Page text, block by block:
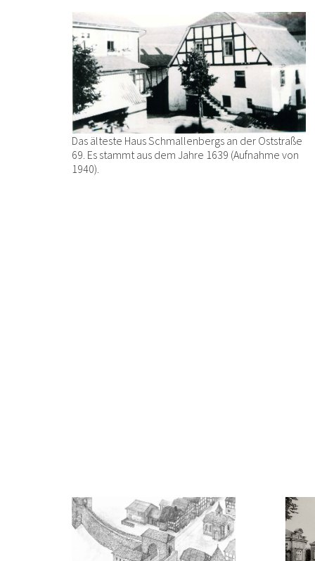
Das älteste Haus Schmallenbergs an der Oststraße
69. Es stammt aus dem Jahre 1639 (Aufnahme von
1940).